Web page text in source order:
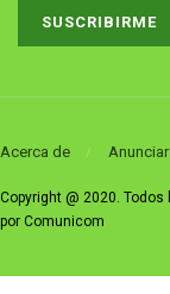
Acerca de Anunciar
Copyright @ 2020.
por Comunicom